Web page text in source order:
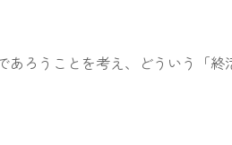
ろうことを考え、どういう「終